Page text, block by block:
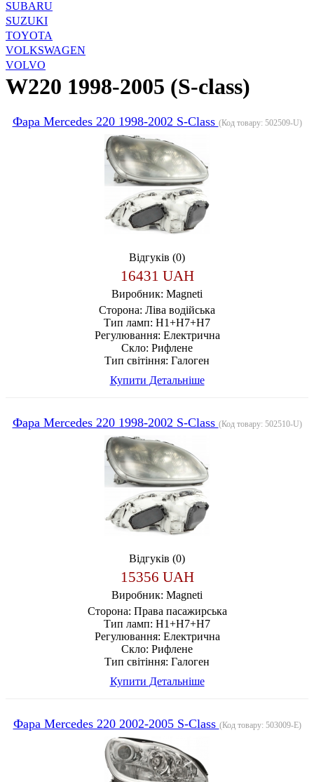
SUBARU
SUZUKI
TOYOTA
VOLKSWAGEN
VOLVO
W220 1998-2005 (S-class)
Фара Mercedes 220 1998-2002 S-Class (Код товару: 502509-U)
Відгуків (0)
16431 UAH
Виробник: Magneti
Сторона: Ліва водійська
Тип ламп: H1+H7+H7
Регулювання: Електрична
Скло: Рифлене
Тип світіння: Галоген
Купити Детальніше
Фара Mercedes 220 1998-2002 S-Class (Код товару: 502510-U)
Відгуків (0)
15356 UAH
Виробник: Magneti
Сторона: Права пасажирська
Тип ламп: H1+H7+H7
Регулювання: Електрична
Скло: Рифлене
Тип світіння: Галоген
Купити Детальніше
Фара Mercedes 220 2002-2005 S-Class (Код товару: 503009-E)